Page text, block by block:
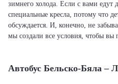
зимнего холода. Если с вами едут
специальные кресла, потому что
обсуждается. И, конечно, не
мы создали все условия, чтобы вы
Автобус Бельско-Бяла –